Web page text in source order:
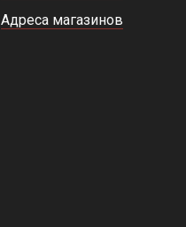
Адреса магазинов